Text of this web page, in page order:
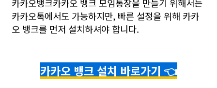
카카오뱅크카카오 뱅크 모임통장을 만들기 위해서는
카카오톡에서도 가능하지만, 빠른 설정을 위해 카카
오 뱅크를 먼저 설치하셔야 합니다.
카카오 뱅크 설치 바로가기 👈